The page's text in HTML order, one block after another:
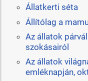
Állatkerti séta
Állítólag a
Az állatok
szokásairól
Az állatok
emléknapján,